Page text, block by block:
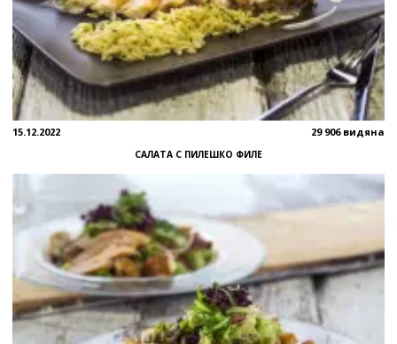
15.12.2022 29 906 видяна
САЛАТА С ПИЛЕШКО ФИЛЕ